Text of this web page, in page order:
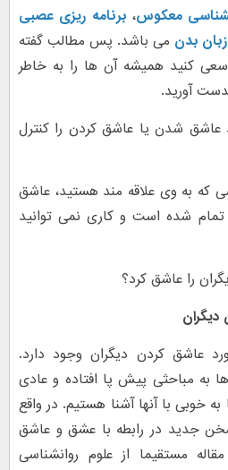
معکوس، برنامه ریزی عصبی
زبان بدن می باشد. پس مطالب گفته
کنید همیشه آن ها را به خاطر
آورید.
عاشق شدن یا عاشق کردن را کنترل
که به وی علاقه مند هستید، عاشق
شده است و کاری نمی توانید
را عاشق کرد؟
عاشق کردن دیگران وجود دارد.
به مباحثی پیش پا افتاده و عادی
خوبی با آنها آشنا هستیم. در واقع
جدید در رابطه با عشق و عاشق
مستقیما از علوم روانشناسی